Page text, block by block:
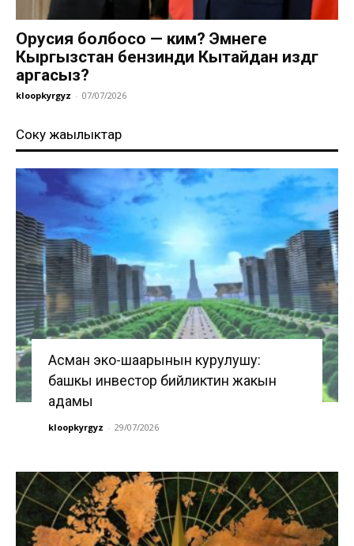
Орусия болбосо — ким? Эмнеге
Кыргызстан бензинди Кытайдан издөөгө
аргасыз?
kloopkyrgyz - 07/07/2026
Соңку жаңылыктар
Асман эко-шаарынын курулушу:
башкы инвестор бийликтин жакын
адамы
kloopkyrgyz - 29/07/2026